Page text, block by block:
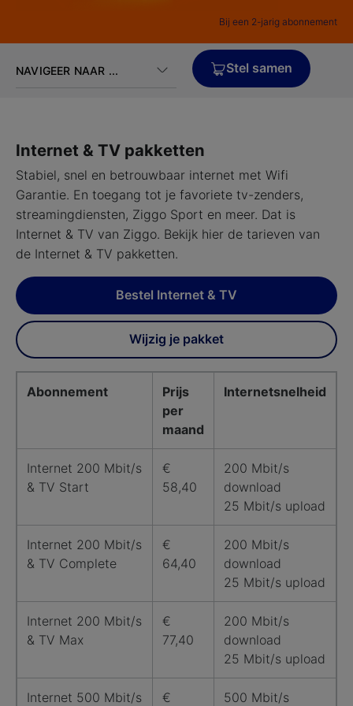
Bij een 2-jarig abonnement
NAVIGEER NAAR ... Stel samen
Internet & TV pakketten
Stabiel, snel en betrouwbaar internet met Wifi
Garantie. En toegang tot je favoriete tv-zenders,
streamingdiensten, Ziggo Sport en meer. Dat is
Internet & TV van Ziggo. Bekijk hier de tarieven van
de Internet & TV pakketten.
Bestel Internet & TV
Wijzig je pakket
Abonnement
Prijs
per
maand
Internetsnelheid
Internet 200 Mbit/s
& TV Start
€
58,40
200 Mbit/s
download
25 Mbit/s upload
Internet 200 Mbit/s
& TV Complete
€
64,40
200 Mbit/s
download
25 Mbit/s upload
Internet 200 Mbit/s
& TV Max
€
77,40
200 Mbit/s
download
25 Mbit/s upload
Internet 500 Mbit/s € 500 Mbit/s